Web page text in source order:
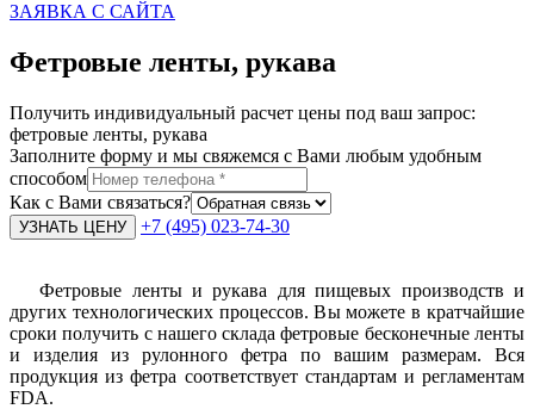
ЗАЯВКА С САЙТА
Фетровые ленты, рукава
Получить индивидуальный расчет цены под ваш запрос:
фетровые ленты, рукава
Заполните форму и мы свяжемся с Вами любым удобным
способом
Как с Вами связаться?
+7 (495) 023-74-30
Фетровые ленты и рукава для пищевых производств и
других технологических процессов. Вы можете в кратчайшие
сроки получить с нашего склада фетровые бесконечные ленты
и изделия из рулонного фетра по вашим размерам. Вся
продукция из фетра соответствует стандартам и регламентам
FDA.